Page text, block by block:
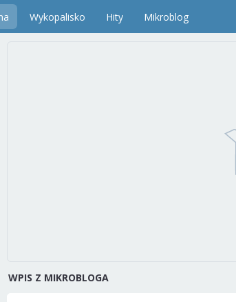
Wykopalisko Hity Mikroblog
WPIS Z MIKROBLOGA